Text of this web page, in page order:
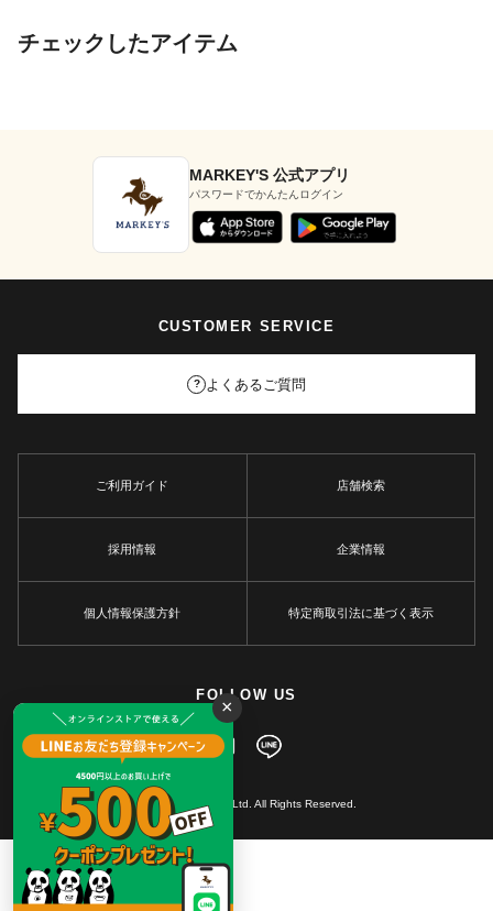
×
チェックしたアイテム
MARKEY'S 公式アプリ
パスワードでかんたんログイン
CUSTOMER SERVICE
? よくあるご質問
ご利用ガイド 店舗検索
採用情報 企業情報
個人情報保護方針 特定商取引法に基づく表示
FOLLOW US
© MARKEY'S Co., Ltd. All Rights Reserved.